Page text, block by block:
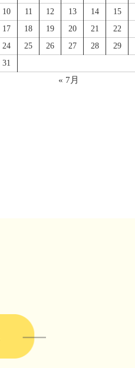
10
11 12 13 14 15
17
18 19 20 21 22
24
25 26 27 28 29
31
« 7月